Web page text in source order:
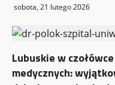
y
sobota, 21 lutego 2026
Lubuskie w
medycznych: